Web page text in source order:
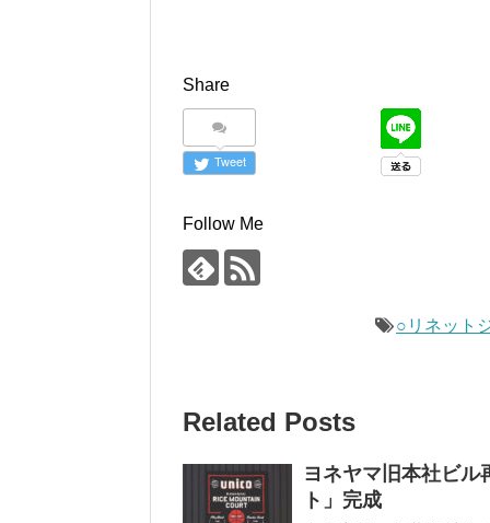
Share
Tweet
Follow Me
○リネット
Related Posts
ヨネヤマ旧本社ビル
ト」完成